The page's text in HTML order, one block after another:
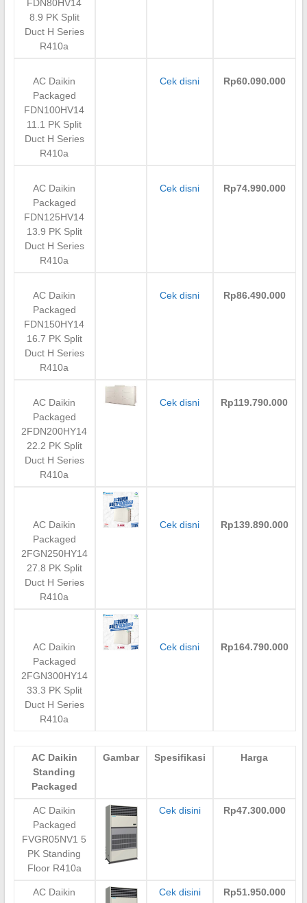
FDN80HV14
8.9 PK Split
Duct H Series
R410a
AC Daikin
Packaged
FDN100HV14
11.1 PK Split
Duct H Series
R410a
Cek disni Rp60.090.000
AC Daikin
Packaged
FDN125HV14
13.9 PK Split
Duct H Series
R410a
Cek disni Rp74.990.000
AC Daikin
Packaged
FDN150HY14
16.7 PK Split
Duct H Series
R410a
Cek disni Rp86.490.000
AC Daikin
Packaged
2FDN200HY14
22.2 PK Split
Duct H Series
R410a
Cek disni Rp119.790.000
AC Daikin
Packaged
2FGN250HY14
27.8 PK Split
Duct H Series
R410a
Cek disni Rp139.890.000
AC Daikin
Packaged
2FGN300HY14
33.3 PK Split
Duct H Series
R410a
Cek disni Rp164.790.000
AC Daikin
Standing
Packaged
Gambar Spesifikasi Harga
AC Daikin
Packaged
FVGR05NV1 5
PK Standing
Floor R410a
Cek disini Rp47.300.000
AC Daikin
Cek disini Rp51.950.000